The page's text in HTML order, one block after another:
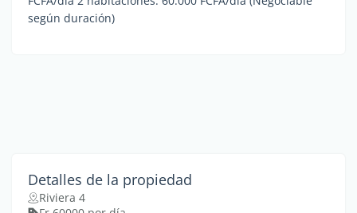
según duración)
Detalles de la propiedad
Riviera 4